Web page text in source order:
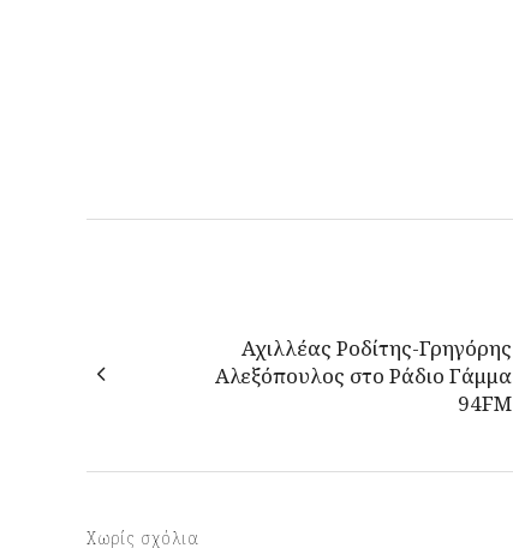
Αχιλλέας Ροδίτης-Γρηγόρης
Αλεξόπουλος στο Ράδιο Γάμμα
94FM
Χωρίς σχόλια